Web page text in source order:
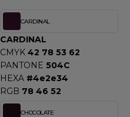
CARDINAL
CARDINAL
CMYK 42 78 53 62
PANTONE 504C
HEXA #4e2e34
RGB 78 46 52
CHOCOLATE